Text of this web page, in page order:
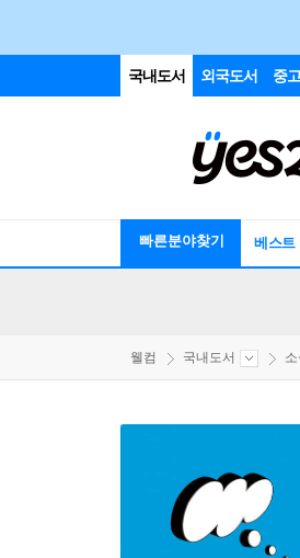
국내도서 외국도서 중
빠른분야찾기 베스트
웰컴 국내도서